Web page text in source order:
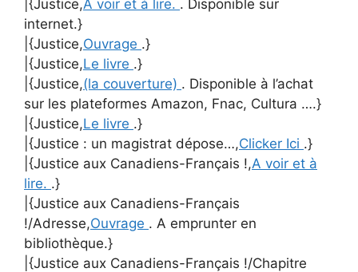
|{Justice,A voir et à lire. . Disponible sur
internet.}
|{Justice,Ouvrage .}
|{Justice,Le livre .}
|{Justice,(la couverture) . Disponible à l’achat
sur les plateformes Amazon, Fnac, Cultura ….}
|{Justice,Le livre .}
|{Justice : un magistrat dépose…,Clicker Ici .}
|{Justice aux Canadiens-Français !,A voir et à
lire. .}
|{Justice aux Canadiens-Français
!/Adresse,Ouvrage . A emprunter en
bibliothèque.}
|{Justice aux Canadiens-Français !/Chapitre